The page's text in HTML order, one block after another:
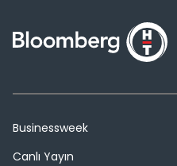
Businessweek
Canlı Yayın